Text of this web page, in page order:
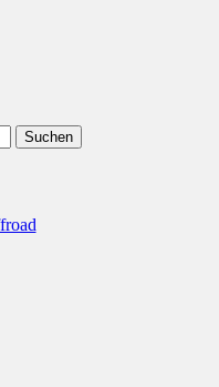
Suchen